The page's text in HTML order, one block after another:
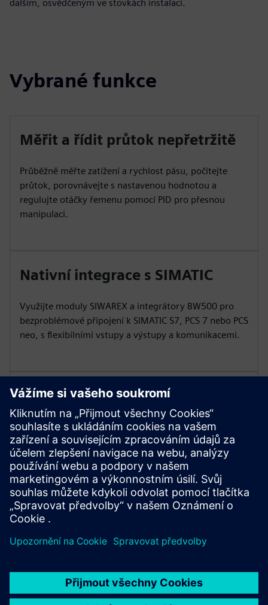
dalším, osvědčeným ve stovkách instalací.
Vybrané funkce
Měřit a řídit průtok nepřetržitě
Průběžně měřte zatížení a rychlost pásu, počítejte
průtok, porovnávejte s nastavenou hodnotou a
regulujte otáčky řemenu pomocí PID pro přesnou
manipulaci.
Nativní integrace s SIMATIC
Využijte moduly SIWAREX a integrátory BW500 pro
bezproblémové připojení k SIMATIC S7, PCS 7 nebo PCS
neo, s flexibilními vstupy a výstupy a komunikacemi.
Udržujte hygienu v náročných
procesech
Vyberte si pásy a nerezové konstrukce vyhovující FDA
pro časté čištění a spolehlivý provoz v potravinářském
a podobném prostředí.